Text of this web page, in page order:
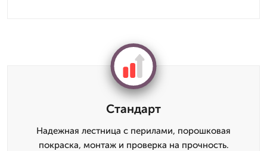
Стандарт
Надежная лестница с перилами, порошковая
покраска, монтаж и проверка на прочность.